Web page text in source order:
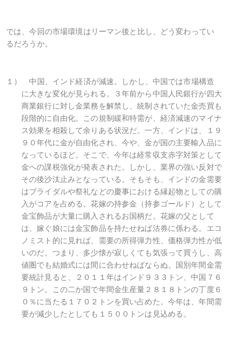
では、今回の市場環境はリーマン後と比し、どう変わってい
るだろうか。
１） 中国、インド経済が減速。しかし、中国では市場構造
に大きな変化が見られる。３年前から中国人民銀行が四大
商業銀行に対し金業務を解禁し、統制されていた金売買も
段階的に自由化。この規制緩和特需が、経済減速のマイナ
ス効果を相殺して余りある状況だ。一方、インドは、１９
９０年代に金が自由化され、今や、金が国の主要輸入品に
なっているほど。そこで、今年は経常収支赤字対策として
金への課税強化が発表された。しかし、業界の強い反対で
その後沙汰止みとなっている。そもそも、インドの金需要
はブライダルや祭礼などの慶事における縁起物としての購
入がコアを占める。花嫁の持参金（持参ゴールド）として
金宝飾品が大量に購入されるお国柄だ。花嫁の父として
は、嫁ぐ娘には金宝飾品を持たせねば沽券に係わる。エコ
ノミスト的に見れば、需要の所得弾力性、価格弾力性が低
いのだ。つまり、多少懐が寂しくても気張って買うし、高
値圏でも結婚式には間に合わせねばならぬ。国別年間金需
要統計見ると、２０１１年はインド９３３トン、中国７６
９トン。この二か国で年間金生産量２８１８トンの丁度６
０％に当たる１７０２トンを買い占めた。今年は、年間需
要が減少したとしても１５００トンは見込める。